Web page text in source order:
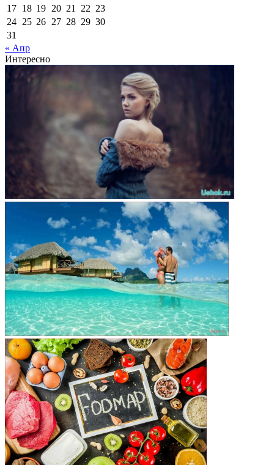
17 18 19 20 21 22 23
24 25 26 27 28 29 30
31
« Апр
Интересно